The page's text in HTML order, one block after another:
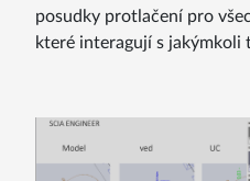
posudky protlačení pro
které interagují s jakýmkoli